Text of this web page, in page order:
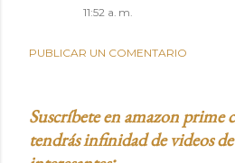
11:52 a. m.
PUBLICAR UN COMENTARIO
Suscríbete en amazon prime
tendrás infinidad de videos